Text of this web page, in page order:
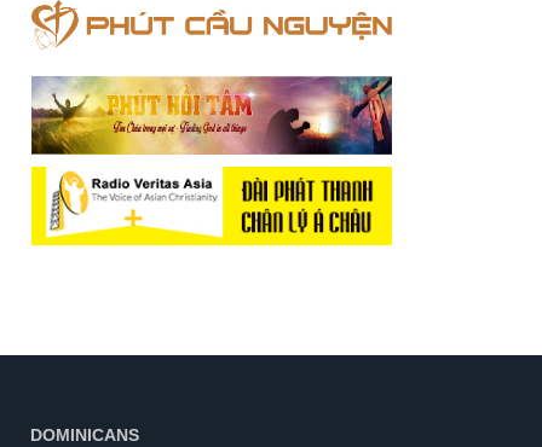
DOMINICANS